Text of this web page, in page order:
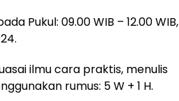
Pukul: 09.00 WIB – 12.00 WIB,
ilmu cara praktis, menulis
rumus: 5 W + 1 H.